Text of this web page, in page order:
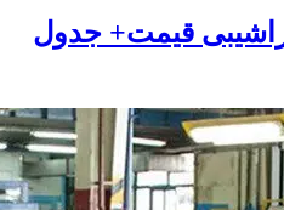
قیمت+ جدول